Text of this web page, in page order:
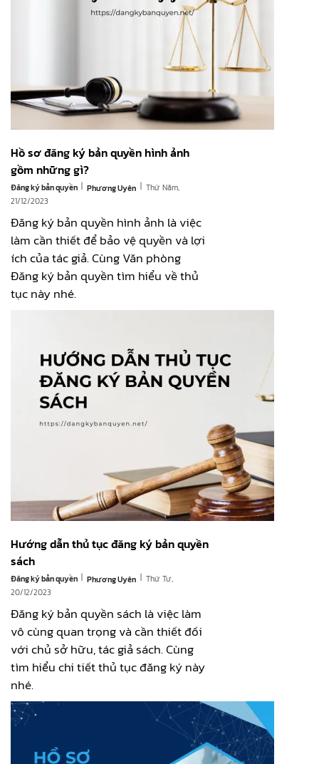
Hồ sơ đăng ký bản quyền hình ảnh
gồm những gì?
Đăng ký bản quyền | Phương Uyên | Thứ Năm,
21/12/2023
Đăng ký bản quyền hình ảnh là việc
làm cần thiết để bảo vệ quyền và lợi
ích của tác giả. Cùng Văn phòng
Đăng ký bản quyền tìm hiểu về thủ
tục này nhé.
Hướng dẫn thủ tục đăng ký bản quyền
sách
Đăng ký bản quyền | Phương Uyên | Thứ Tư,
20/12/2023
Đăng ký bản quyền sách là việc làm
vô cùng quan trọng và cần thiết đối
với chủ sở hữu, tác giả sách. Cùng
tìm hiểu chi tiết thủ tục đăng ký này
nhé.